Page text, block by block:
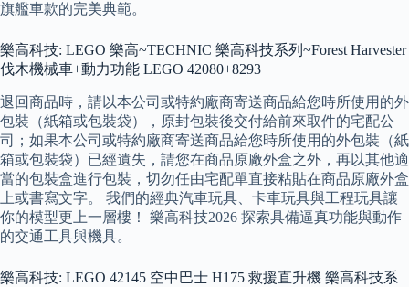
旗艦車款的完美典範。
樂高科技: LEGO 樂高~TECHNIC 樂高科技系列~Forest Harvester
伐木機械車+動力功能 LEGO 42080+8293
退回商品時，請以本公司或特約廠商寄送商品給您時所使用的外
包裝（紙箱或包裝袋），原封包裝後交付給前來取件的宅配公
司；如果本公司或特約廠商寄送商品給您時所使用的外包裝（紙
箱或包裝袋）已經遺失，請您在商品原廠外盒之外，再以其他適
當的包裝盒進行包裝，切勿任由宅配單直接粘貼在商品原廠外盒
上或書寫文字。 我們的經典汽車玩具、卡車玩具與工程玩具讓
你的模型更上一層樓！ 樂高科技2026 探索具備逼真功能與動作
的交通工具與機具。
樂高科技: LEGO 42145 空中巴士 H175 救援直升機 樂高科技系